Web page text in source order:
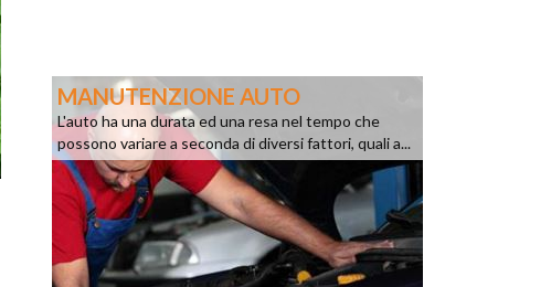
MANUTENZIONE AUTO
L'auto ha una durata ed una resa nel tempo che
possono variare a seconda di diversi fattori, quali a...